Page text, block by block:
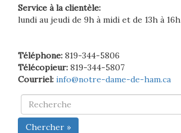
Service à la clientèle:
lundi au jeudi de 9h à midi et de 13h à 16h
Téléphone: 819-344-5806
Télécopieur: 819-344-5807
Courriel: info@notre-dame-de-ham.ca
Chercher »